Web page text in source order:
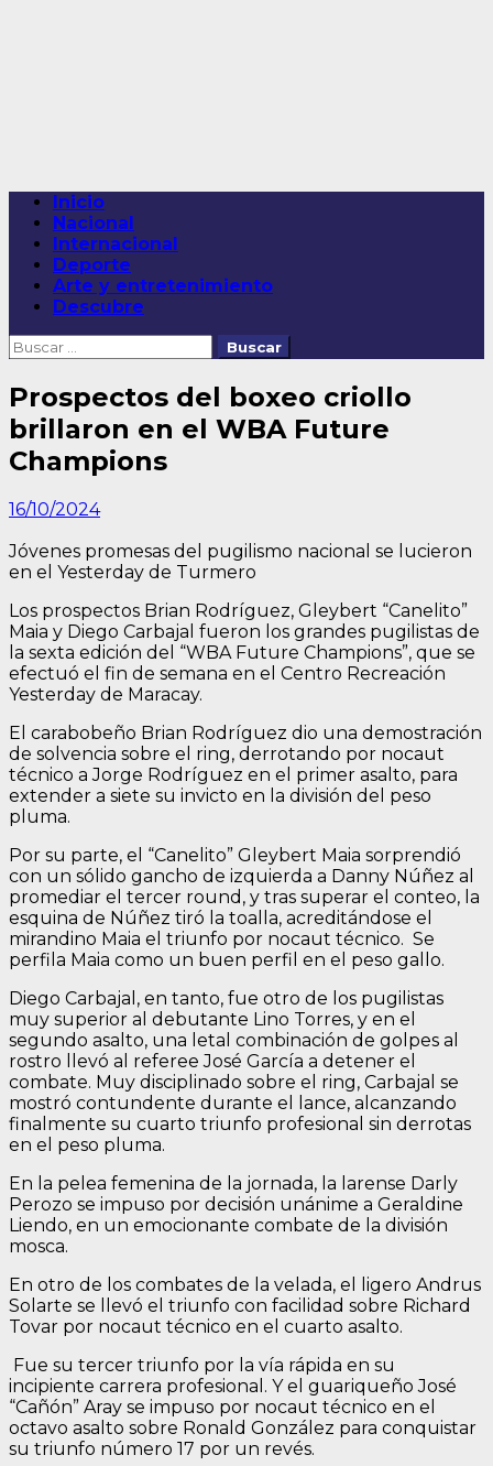
Menú
principal
Inicio
Nacional
Internacional
Deporte
Arte y entretenimiento
Descubre
Buscar:
Prospectos del boxeo criollo
brillaron en el WBA Future
Champions
16/10/2024
Jóvenes promesas del pugilismo nacional se lucieron
en el Yesterday de Turmero
Los prospectos Brian Rodríguez, Gleybert “Canelito”
Maia y Diego Carbajal fueron los grandes pugilistas de
la sexta edición del “WBA Future Champions”, que se
efectuó el fin de semana en el Centro Recreación
Yesterday de Maracay.
El carabobeño Brian Rodríguez dio una demostración
de solvencia sobre el ring, derrotando por nocaut
técnico a Jorge Rodríguez en el primer asalto, para
extender a siete su invicto en la división del peso
pluma.
Por su parte, el “Canelito” Gleybert Maia sorprendió
con un sólido gancho de izquierda a Danny Núñez al
promediar el tercer round, y tras superar el conteo, la
esquina de Núñez tiró la toalla, acreditándose el
mirandino Maia el triunfo por nocaut técnico. Se
perfila Maia como un buen perfil en el peso gallo.
Diego Carbajal, en tanto, fue otro de los pugilistas
muy superior al debutante Lino Torres, y en el
segundo asalto, una letal combinación de golpes al
rostro llevó al referee José García a detener el
combate. Muy disciplinado sobre el ring, Carbajal se
mostró contundente durante el lance, alcanzando
finalmente su cuarto triunfo profesional sin derrotas
en el peso pluma.
En la pelea femenina de la jornada, la larense Darly
Perozo se impuso por decisión unánime a Geraldine
Liendo, en un emocionante combate de la división
mosca.
En otro de los combates de la velada, el ligero Andrus
Solarte se llevó el triunfo con facilidad sobre Richard
Tovar por nocaut técnico en el cuarto asalto.
Fue su tercer triunfo por la vía rápida en su
incipiente carrera profesional. Y el guariqueño José
“Cañón” Aray se impuso por nocaut técnico en el
octavo asalto sobre Ronald González para conquistar
su triunfo número 17 por un revés.